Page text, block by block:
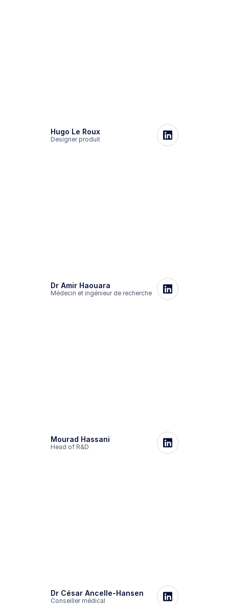
Hugo Le Roux
Designer produit
Dr Amir Haouara
Médecin et ingénieur de recherche
Mourad Hassani
Head of R&D
Dr César Ancelle-Hansen
Conseiller médical